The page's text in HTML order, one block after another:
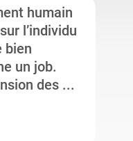
humain
l’individu
bien
un job.
des ...